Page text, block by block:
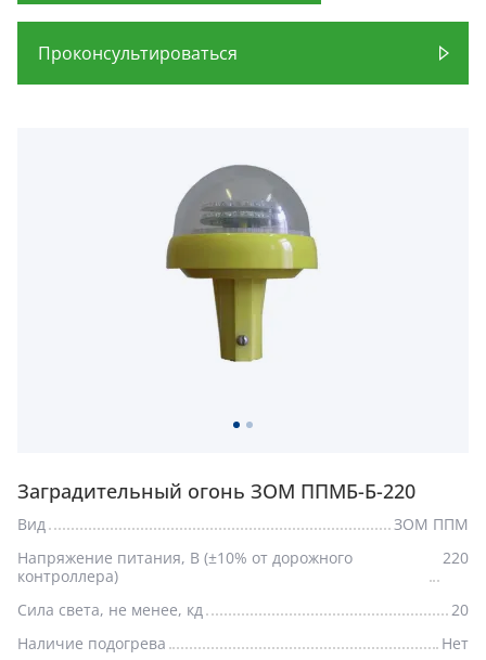
Проконсультироваться
Заградительный огонь ЗОМ ППМБ-Б-220
Вид
ЗОМ ППМ
Напряжение питания, В (±10% от дорожного
контроллера)
220
Сила света, не менее, кд
20
Наличие подогрева
Нет